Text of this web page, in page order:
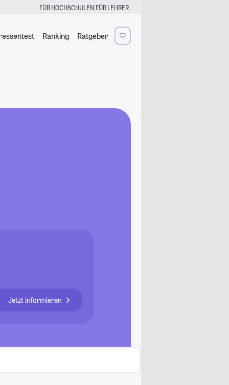
FÜR HOCHSCHULEN|FÜR LEHRER
Ranking Ratgeber
Jetzt informieren